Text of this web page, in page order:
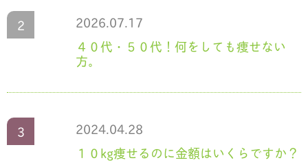
2026.07.17
４０代・５０代！何をしても痩せない
方。
2024.04.28
１０kg痩せるのに金額はいくらですか？